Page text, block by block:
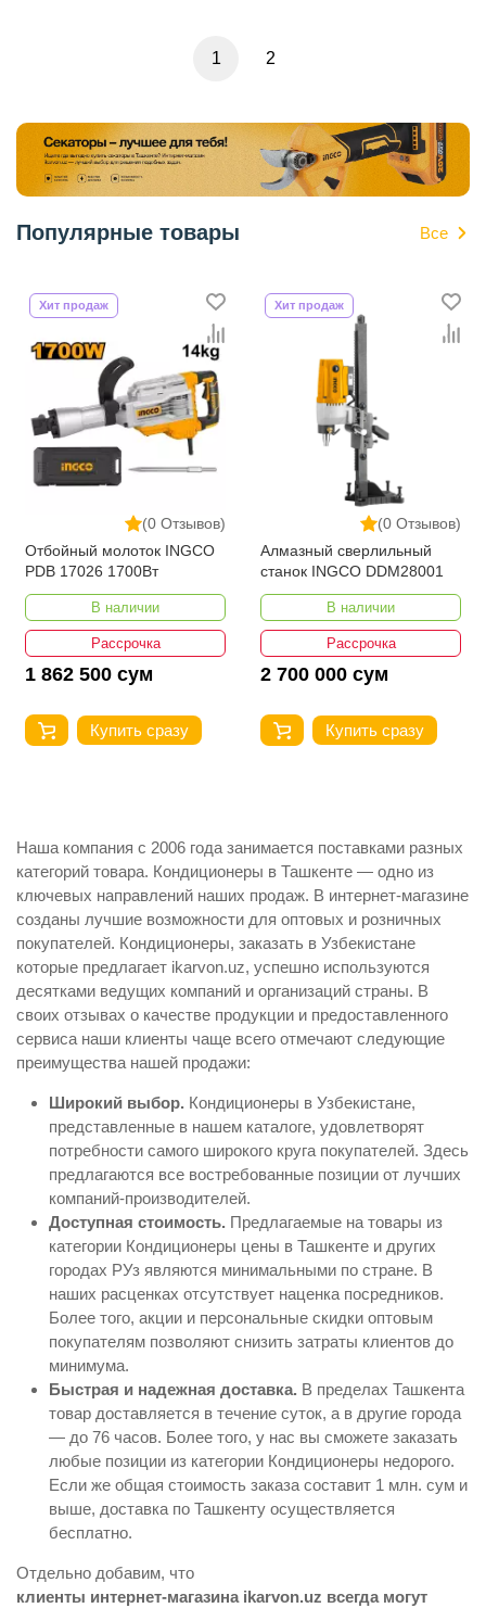
1 2
Популярные товары Все
(0 Отзывов)
Хит продаж
Отбойный молоток INGCO
PDB 17026 1700Вт
В наличии
Рассрочка
1 862 500 сум
Купить сразу
(0 Отзывов)
Хит продаж
Алмазный сверлильный
станок INGCO DDM28001
В наличии
Рассрочка
2 700 000 сум
Купить сразу
Наша компания с 2006 года занимается поставками разных
категорий товара. Кондиционеры в Ташкенте — одно из
ключевых направлений наших продаж. В интернет-магазине
созданы лучшие возможности для оптовых и розничных
покупателей. Кондиционеры, заказать в Узбекистане
которые предлагает ikarvon.uz, успешно используются
десятками ведущих компаний и организаций страны. В
своих отзывах о качестве продукции и предоставленного
сервиса наши клиенты чаще всего отмечают следующие
преимущества нашей продажи:
Широкий выбор. Кондиционеры в Узбекистане,
представленные в нашем каталоге, удовлетворят
потребности самого широкого круга покупателей. Здесь
предлагаются все востребованные позиции от лучших
компаний-производителей.
Доступная стоимость. Предлагаемые на товары из
категории Кондиционеры цены в Ташкенте и других
городах РУз являются минимальными по стране. В
наших расценках отсутствует наценка посредников.
Более того, акции и персональные скидки оптовым
покупателям позволяют снизить затраты клиентов до
минимума.
Быстрая и надежная доставка. В пределах Ташкента
товар доставляется в течение суток, а в другие города
— до 76 часов. Более того, у нас вы сможете заказать
любые позиции из категории Кондиционеры недорого.
Если же общая стоимость заказа составит 1 млн. сум и
выше, доставка по Ташкенту осуществляется
бесплатно.
Отдельно добавим, что
клиенты интернет-магазина ikarvon.uz всегда могут